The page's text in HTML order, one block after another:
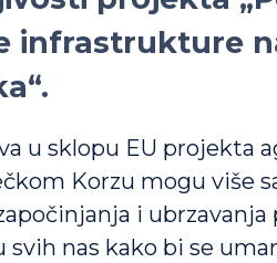
infrastrukture
u sklopu EU projekta
Korzu mogu više
i ubrzavanja
svih nas kako bi se